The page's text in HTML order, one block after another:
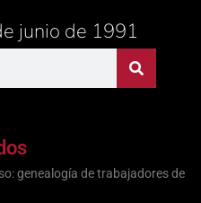
junio de 1991
genealogía de trabajadores de